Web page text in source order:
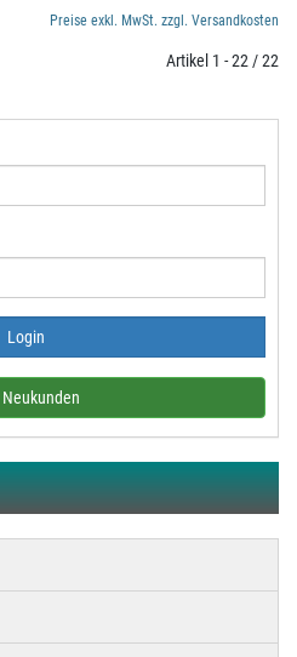
Preise exkl. MwSt. zzgl. Versandkosten
Artikel 1 - 22 / 22
Neukunden